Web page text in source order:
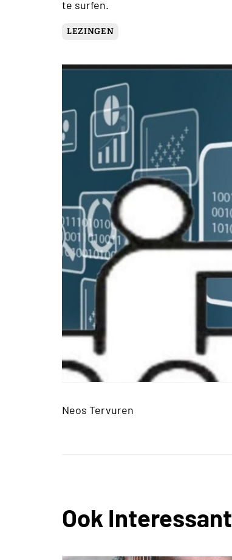
te surfen.
LEZINGEN
Neos Tervuren
Ook Interessant